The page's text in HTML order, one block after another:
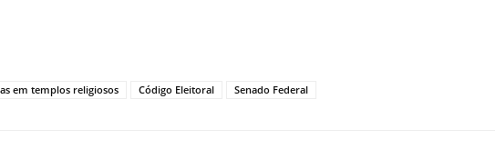
em templos religiosos Código Eleitoral Senado Federal